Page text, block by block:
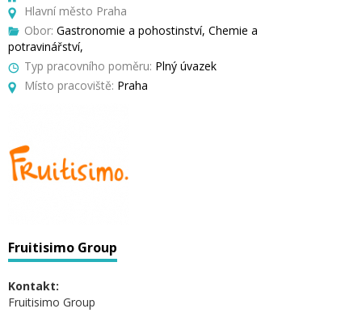
Hlavní město Praha
Obor: Gastronomie a pohostinství, Chemie a
potravinářství,
Typ pracovního poměru: Plný úvazek
Místo pracoviště: Praha
Fruitisimo Group
Kontakt:
Fruitisimo Group